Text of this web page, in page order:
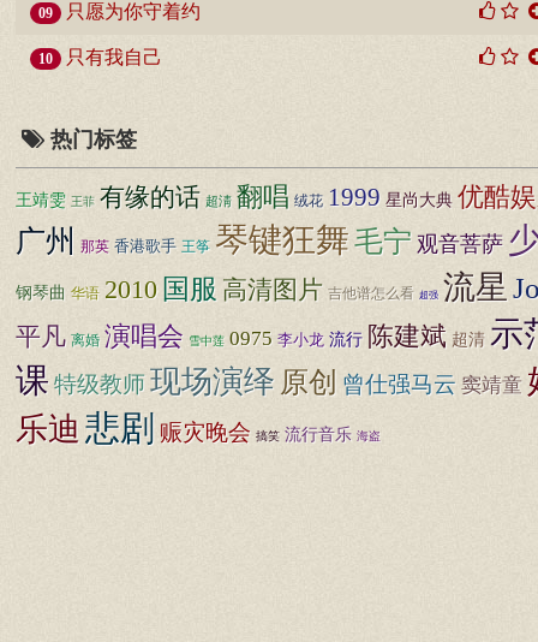
09 只愿为你守着约
10 只有我自己
热门标签
王靖雯 王菲 有缘的话 超淸 翻唱 绒花 1999 星尚大典 优酷
广州 那英 香港歌手 王筝 琴键狂舞毛宁 观音菩萨
钢琴曲 华语 2010 国服 高清图片 吉他谱怎么看 超强 流星
平凡 离婚 演唱会 雪中莲 0975 李小龙 流行 陈建斌 超清 示
课特级教师现场演绎 原创 曾仕强马云 窦靖童
乐迪 悲剧 赈灾晚会 搞笑 流行音乐 海盗